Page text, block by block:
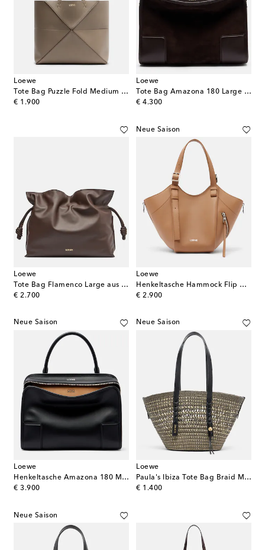
Loewe
Tote Bag Puzzle Fold Medium aus Leder
€ 1.900
original price
Loewe
Tote Bag Amazona 180 Large aus Veloursleder
€ 4.300
original price
Loewe
Tote Bag Flamenco Large aus Leder
€ 2.700
original price
Neue Saison
Loewe
Henkeltasche Hammock Flip Medium aus Leder
€ 2.900
original price
Neue Saison
Loewe
Henkeltasche Amazona 180 Medium aus Leder
€ 3.900
original price
Neue Saison
Loewe
Paula's Ibiza Tote Bag Braid Medium
€ 1.400
original price
Neue Saison